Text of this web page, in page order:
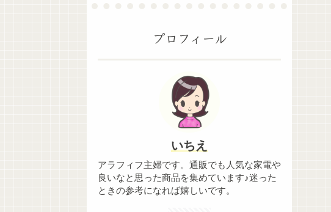
プロフィール
いちえ
アラフィフ主婦です。通販でも人気な家電や
良いなと思った商品を集めています♪迷った
ときの参考になれば嬉しいです。